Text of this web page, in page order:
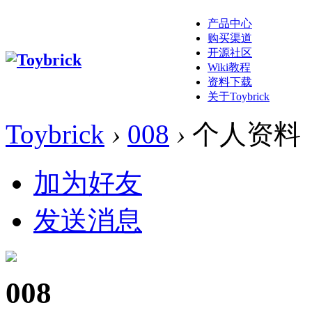
产品中心
购买渠道
开源社区
Wiki教程
资料下载
关于Toybrick
Toybrick › 008 › 个人资料
加为好友
发送消息
008